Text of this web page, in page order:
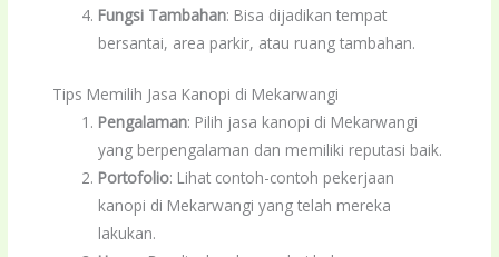
Fungsi Tambahan: Bisa dijadikan tempat
bersantai, area parkir, atau ruang tambahan.
Tips Memilih Jasa Kanopi di Mekarwangi
Pengalaman: Pilih jasa kanopi di Mekarwangi
yang berpengalaman dan memiliki reputasi baik.
Portofolio: Lihat contoh-contoh pekerjaan
kanopi di Mekarwangi yang telah mereka
lakukan.